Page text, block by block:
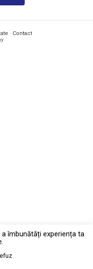
· Contact
îmbunătăți experiența ta